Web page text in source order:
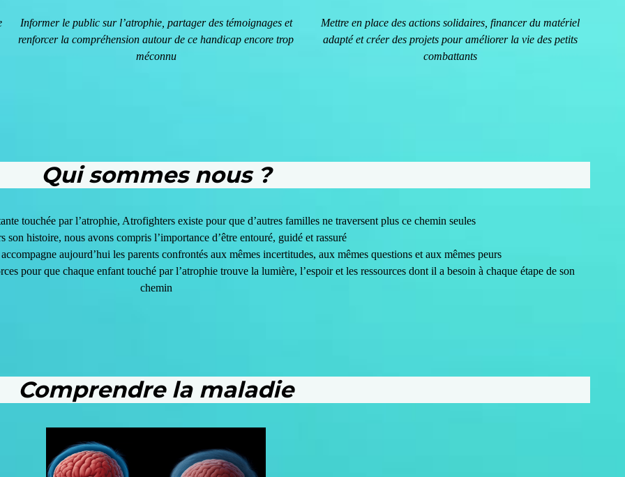
Informer le public sur l’atrophie, partager des témoignages et
renforcer la compréhension autour de ce handicap encore trop
méconnu
Mettre en place des actions solidaires, financer du matériel
adapté et créer des projets pour améliorer la vie des petits
combattants
Qui sommes nous ?
touchée par l’atrophie, Atrofighters existe pour que d’autres familles ne traversent plus ce chemin seules
son histoire, nous avons compris l’importance d’être entouré, guidé et rassuré
aujourd’hui les parents confrontés aux mêmes incertitudes, aux mêmes questions et aux mêmes peurs
pour que chaque enfant touché par l’atrophie trouve la lumière, l’espoir et les ressources dont il a besoin à chaque étape de son
chemin
Comprendre la maladie